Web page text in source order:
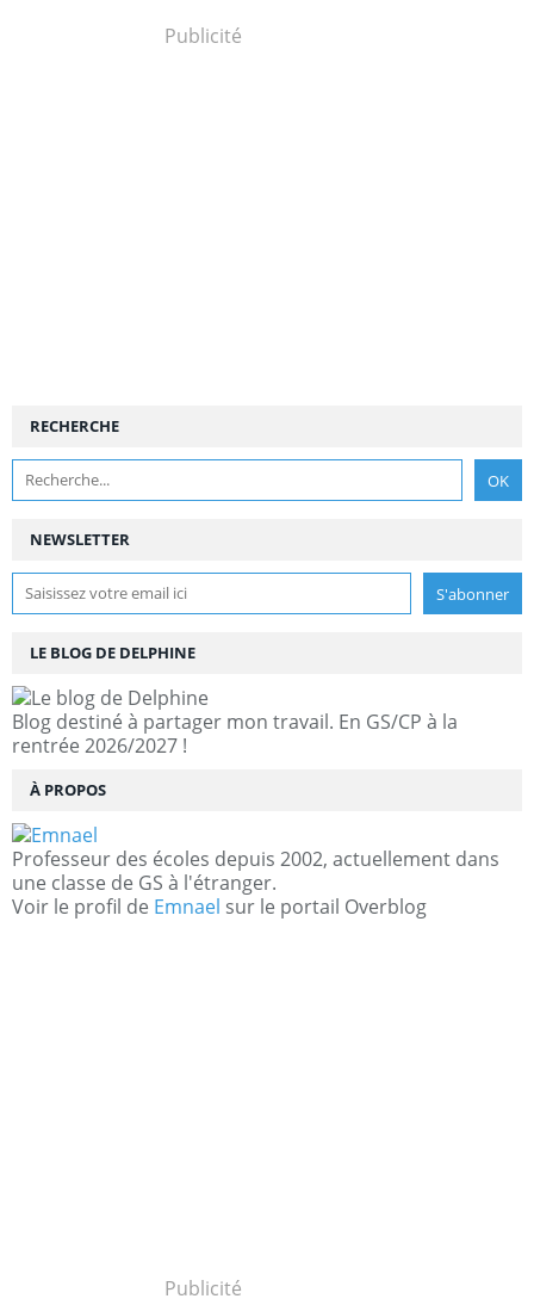
Publicité
NEWSLETTER
RECHERCHE
LE BLOG DE DELPHINE
Blog destiné à partager mon travail. En GS/CP à la
rentrée 2026/2027 !
À PROPOS
Professeur des écoles depuis 2002, actuellement dans
une classe de GS à l'étranger.
Voir le profil de Emnael sur le portail Overblog
Publicité